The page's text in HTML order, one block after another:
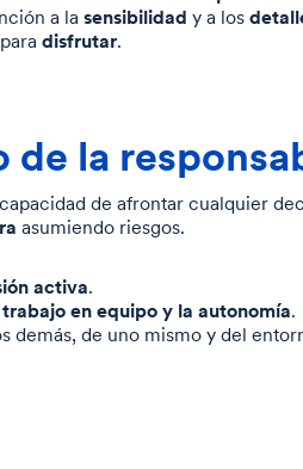
a la sensibilidad y a los
disfrutar.
de la
de afrontar cualquier
asumiendo riesgos.
activa.
trabajo en equipo y la autonomía.
demás, de uno mismo y del